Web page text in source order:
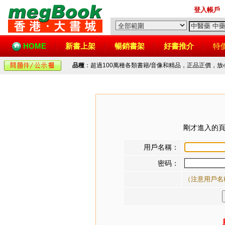
登入帳戶
HOME 新書上架 暢銷書架 好書推介 特
品種 ：超過100萬種各類書籍/音像和精品，正品正價，
剛才進入的
用戶名稱：
密码：
（注意用戶